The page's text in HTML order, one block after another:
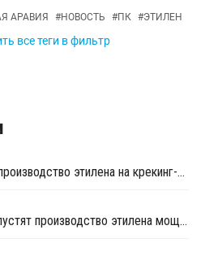
АРАВИЯ #НОВОСТЬ #ПК #ЭТИЛЕН
все теги в фильтр
Petro Rabigh возобновила производство этилена на крекинг-установке в Саудовской Аравии
Sinopec и Saudi Aramco запустят производство этилена мощностью 1,8 млн тонн на своем НПЗ в Янбу